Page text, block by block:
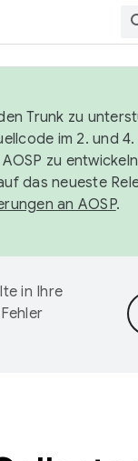
Trunk zu
im 2. und 4.
AOSP zu
das neueste
an AOSP.
in Ihre